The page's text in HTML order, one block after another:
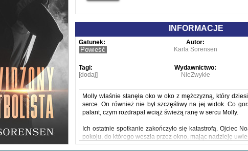
INFORMACJE
Gatunek:
Powieść
Autor:
Karla Sorensen
Tagi:
[dodaj]
Wydawnictwo:
NieZwykłe
Molly właśnie stanęła oko w oko z mężczyzną, który
serce. On również nie był szczęśliwy na jej widok. Co
palant, czym rozdrapał wciąż świeżą ranę w sercu Molly.
Ich ostatnie spotkanie zakończyło się katastrofą. Ojciec
pokoju, do którego weszła przez okno, mając nadzieję